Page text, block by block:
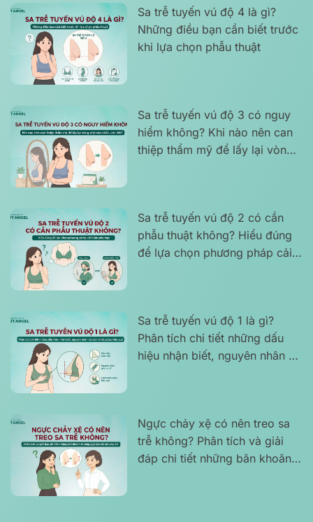
Sa trễ tuyến vú độ 4 là gì?
Những điều bạn cần biết trước
khi lựa chọn phẫu thuật
Sa trễ tuyến vú độ 3 có nguy
hiểm không? Khi nào nên can
thiệp thẩm mỹ để lấy lại vòng
Sa trễ tuyến vú độ 2 có cần
phẫu thuật không? Hiểu đúng
để lựa chọn phương pháp cải
Sa trễ tuyến vú độ 1 là gì?
Phân tích chi tiết những dấu
hiệu nhận biết, nguyên nhân và
Ngực chảy xệ có nên treo sa
trễ không? Phân tích và giải
đáp chi tiết những băn khoăn